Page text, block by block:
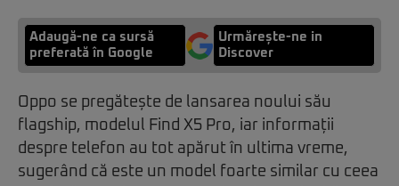
Adaugă-ne ca sursă
preferată în Google
Urmărește-ne in
Discover
Oppo se pregătește de lansarea noului său
flagship, modelul Find X5 Pro, iar informații
despre telefon au tot apărut în ultima vreme,
sugerând că este un model foarte similar cu ceea